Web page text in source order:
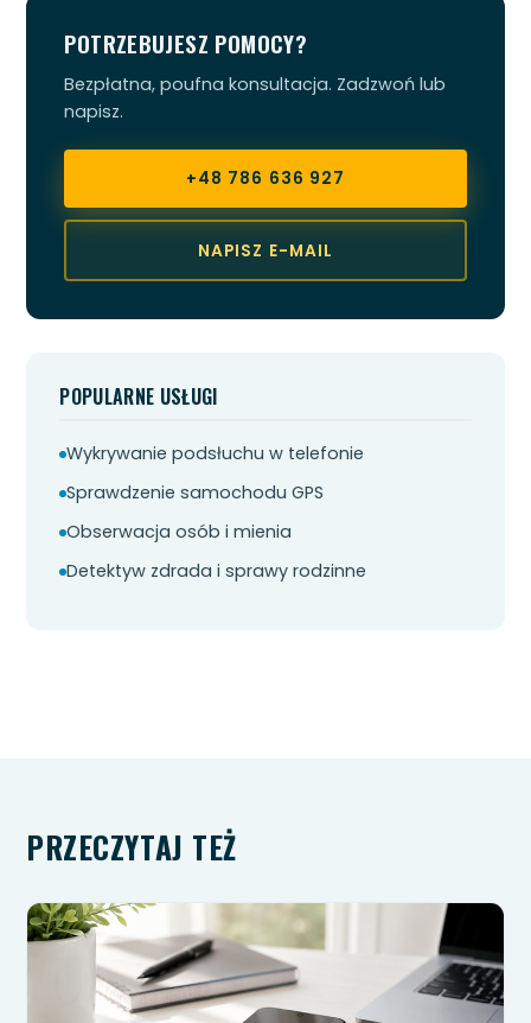
POTRZEBUJESZ POMOCY?
Bezpłatna, poufna konsultacja. Zadzwoń lub
napisz.
+48 786 636 927
NAPISZ E-MAIL
POPULARNE USŁUGI
Wykrywanie podsłuchu w telefonie
Sprawdzenie samochodu GPS
Obserwacja osób i mienia
Detektyw zdrada i sprawy rodzinne
PRZECZYTAJ TEŻ